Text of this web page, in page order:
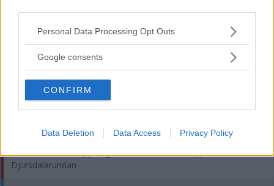
Please note that this website/app uses one or more Google
not limited to your visit or usage behaviour. You may click to
use your data for below specified purposes in below Google
consent section.
Personal Data Processing Opt Outs
Google consents
CONFIRM
Data Deletion Data Access Privacy Policy
Lastbilschaufför hade amfetamin i blodet – så blir straffet
Tuff smäll för Christoffersson – åkt på skada
MEST LÄST
Andreas har fått uppdraget – ser till att rusta upp
Djursdalarundan